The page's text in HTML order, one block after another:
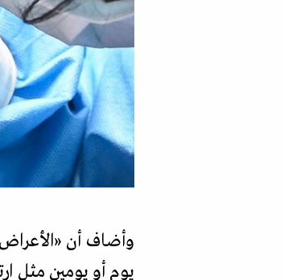
وأضاف أن «
يوم أو يومين مثل